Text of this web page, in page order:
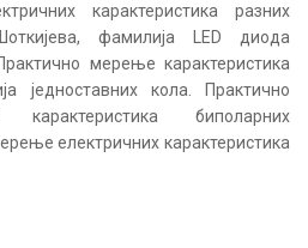
карактеристика разних
фамилија LED диода
мерење карактеристика
једноставних кола. Практично
биполарних
електричних карактеристика